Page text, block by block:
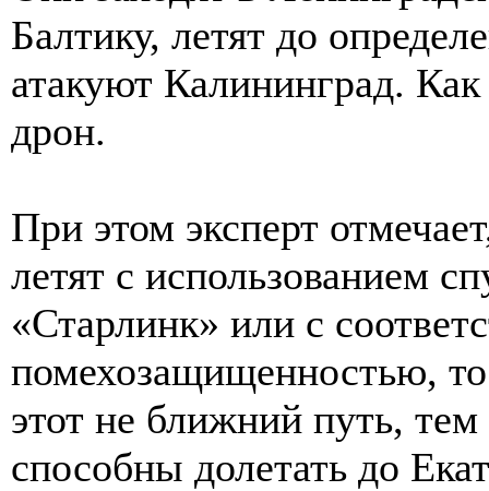
Балтику, летят до
атакуют Калининград.
дрон.
При этом эксперт
летят с использованием
«Старлинк» или с
помехозащищенностью, то
этот не ближний путь,
способны долетать до